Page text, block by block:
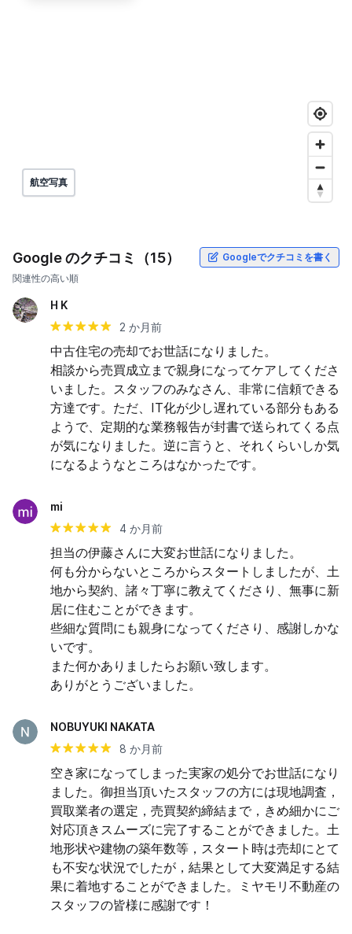
航空写真
Google のクチコミ（15）
関連性の高い順
Googleでクチコミを書く
H K
2 か月前
中古住宅の売却でお世話になりました。
相談から売買成立まで親身になってケアしてくださ
いました。スタッフのみなさん、非常に信頼できる
方達です。ただ、IT化が少し遅れている部分もある
ようで、定期的な業務報告が封書で送られてくる点
が気になりました。逆に言うと、それくらいしか気
になるようなところはなかったです。
mi
4 か月前
担当の伊藤さんに大変お世話になりました。
何も分からないところからスタートしましたが、土
地から契約、諸々丁寧に教えてくださり、無事に新
居に住むことができます。
些細な質問にも親身になってくださり、感謝しかな
いです。
また何かありましたらお願い致します。
ありがとうございました。
NOBUYUKI NAKATA
8 か月前
空き家になってしまった実家の処分でお世話になり
ました。御担当頂いたスタッフの方には現地調査，
買取業者の選定，売買契約締結まで，きめ細かにご
対応頂きスムーズに完了することができました。土
地形状や建物の築年数等，スタート時は売却にとて
も不安な状況でしたが，結果として大変満足する結
果に着地することができました。ミヤモリ不動産の
スタッフの皆様に感謝です！